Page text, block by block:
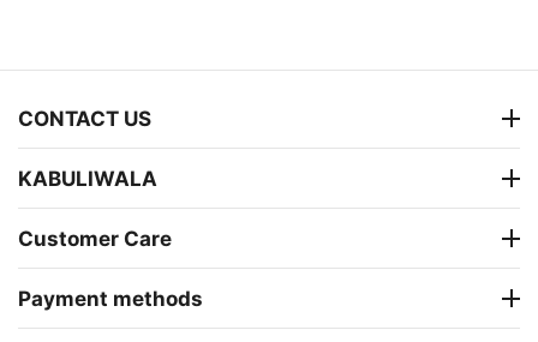
CONTACT US
KABULIWALA
Customer Care
Payment methods